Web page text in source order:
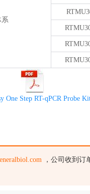
系
One Step RT-qPCR Probe
，公司收到订